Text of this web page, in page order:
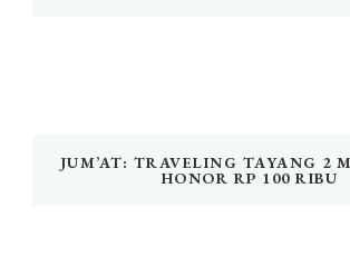
JUM’AT: TRAVELING TAYANG 2
HONOR RP 100 RIBU